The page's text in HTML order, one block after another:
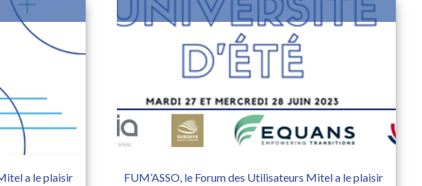
a le plaisir
FUM’ASSO, le Forum des Utilisateurs Mitel a le plaisir